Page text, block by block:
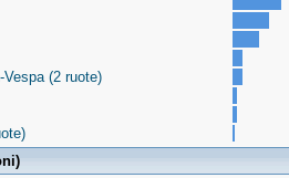
(2 ruote)